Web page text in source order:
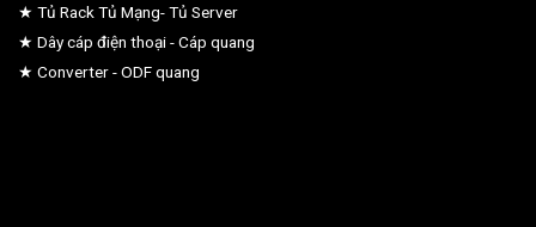
★ Tủ Rack Tủ Mạng- Tủ Server
★ Dây cáp điện thoại - Cáp quang
★ Converter - ODF quang